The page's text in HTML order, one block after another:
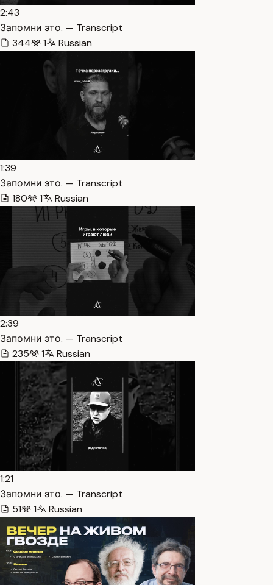
2:43
Запомни это. — Transcript
344
1 Russian
1:39
Запомни это. — Transcript
180
1 Russian
2:39
Запомни это. — Transcript
235
1 Russian
1:21
Запомни это. — Transcript
51
1 Russian